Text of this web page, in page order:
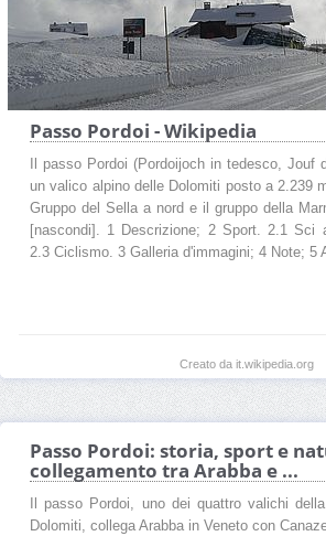
Passo Pordoi - Wikipedia
Il passo Pordoi (Pordoijoch in tedesco, Jouf
un valico alpino delle Dolomiti posto a 2.239
Gruppo del Sella a nord e il gruppo della
[nascondi]. 1 Descrizione; 2 Sport. 2.1 Sci
2.3 Ciclismo. 3 Galleria d'immagini; 4 Note; 5
Creato da it.wikipedia.org
Passo Pordoi: storia, sport e
collegamento tra Arabba e ...
Il passo Pordoi, uno dei quattro valichi
Dolomiti, collega Arabba in Veneto con